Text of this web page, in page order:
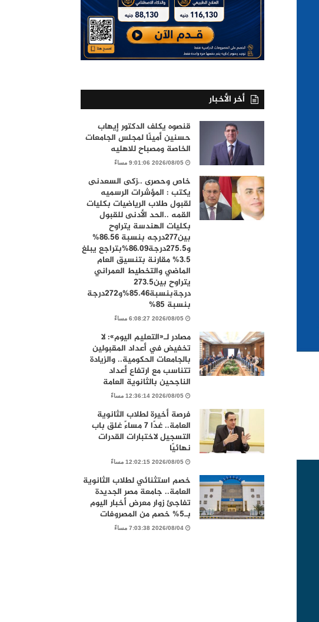
أخر الأخبار
قنصوه يكلف الدكتور إيهاب
حسنين أمينًا لمجلس الجامعات
الخاصة ومصباح للاهليه
2026/08/05 9:01:06 مساءً
خاص وحصرى ..زكى السعدنى
يكتب : المؤشرات الرسميه
لقبول طلاب الرياضيات بكليات
القمه ..الحد الأدنى للقبول
بكليات الهندسة يتراوح
بين277درجه بنسبة 86.56%
و275.5درجة86.09%بتراجع يبلغ
3.5% مقارنة بتنسيق العام
الماضي والتخطيط العمراني
يتراوح بين273.5
درجةبنسبة85.46%و272درجة
بنسبة 85%
2026/08/05 6:08:27 مساءً
مصادر لـ«التعليم اليوم»: لا
تخفيض في أعداد المقبولين
بالجامعات الحكومية.. والزيادة
تتناسب مع ارتفاع أعداد
الناجحين بالثانوية العامة
2026/08/05 12:36:14 مساءً
فرصة أخيرة لطلاب الثانوية
العامة.. غدًا 7 مساءً غلق باب
التسجيل لاختبارات القدرات
نهائيًا
2026/08/05 12:02:15 مساءً
خصم استثنائي لطلاب الثانوية
العامة.. جامعة مصر الجديدة
تفاجئ زوار معرض أخبار اليوم
بـ5% خصم من المصروفات
2026/08/04 7:03:38 مساءً